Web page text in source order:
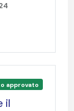
il
approvato